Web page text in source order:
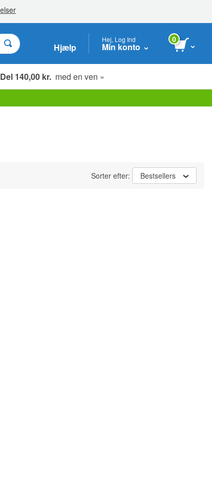
Hjælp
Hej, Log Ind
Min konto
0
Del 140,00 kr. med en ven »
Sorter efter: Bestsellers